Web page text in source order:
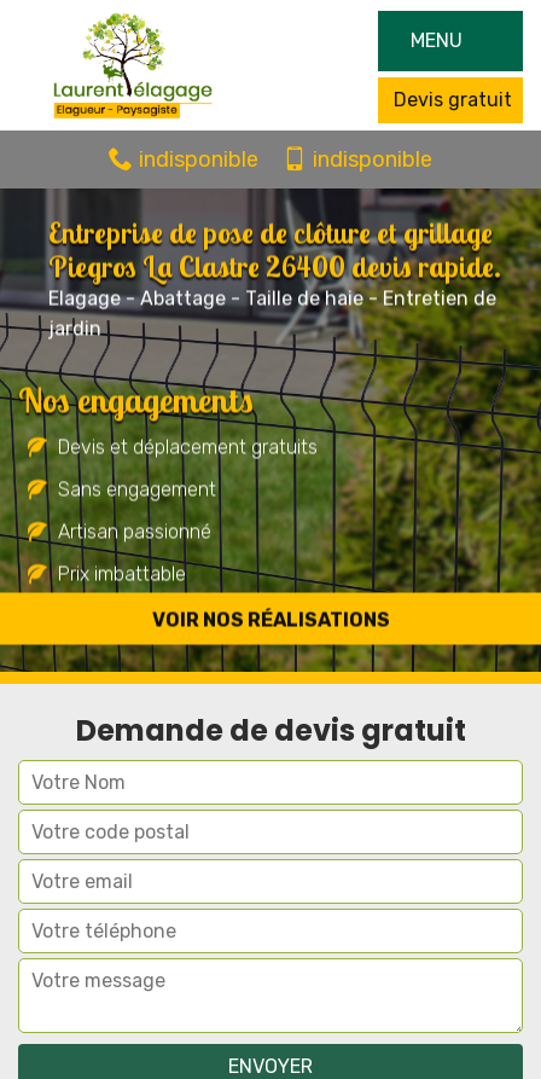
MENU
Devis gratuit
indisponible indisponible
Entreprise de pose de clôture et grillage
Piegros La Clastre 26400 devis rapide.
Elagage - Abattage - Taille de haie - Entretien de
jardin
VOIR NOS RÉALISATIONS
Nos engagements
Devis et déplacement gratuits
Sans engagement
Artisan passionné
Prix imbattable
Travail de qualité
Demande de devis gratuit